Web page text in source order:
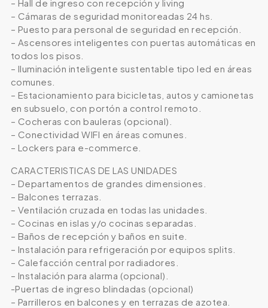
– Hall de ingreso con recepción y living
– Cámaras de seguridad monitoreadas 24 hs.
– Puesto para personal de seguridad en recepción.
– Ascensores inteligentes con puertas automáticas en
todos los pisos.
– Iluminación inteligente sustentable tipo led en áreas
comunes.
– Estacionamiento para bicicletas, autos y camionetas
en subsuelo, con portón a control remoto.
– Cocheras con bauleras (opcional).
– Conectividad WIFI en áreas comunes.
– Lockers para e-commerce.
CARACTERISTICAS DE LAS UNIDADES
– Departamentos de grandes dimensiones.
– Balcones terrazas.
– Ventilación cruzada en todas las unidades.
– Cocinas en islas y/o cocinas separadas.
– Baños de recepción y baños en suite.
– Instalación para refrigeración por equipos splits.
– Calefacción central por radiadores.
– Instalación para alarma (opcional).
-Puertas de ingreso blindadas (opcional)
– Parrilleros en balcones y en terrazas de azotea.